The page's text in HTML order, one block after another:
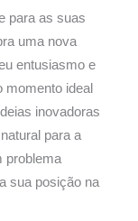
para as suas
uma nova
entusiasmo e
ideal
inovadoras
para a
problema
sua posição na